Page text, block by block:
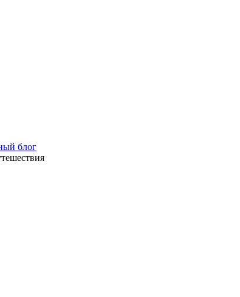
блог